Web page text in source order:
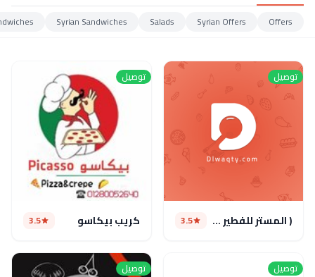
Offers
Syrian Offers
Salads
Syrian Sandwiches
توصيل
( المستر للفطير والكريب ( مغلق 3.5
توصيل
كريب بيكاسو 3.5
توصيل توصيل